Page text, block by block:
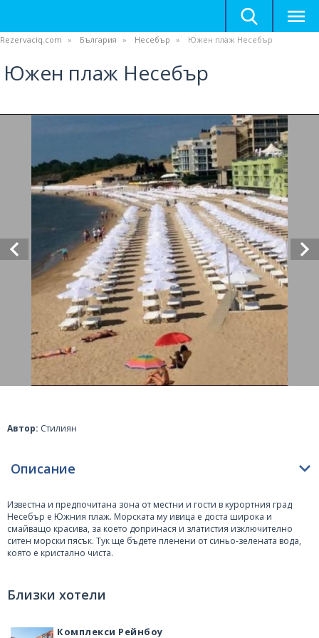
Rezervaciq.com България Несебър Южен плаж Несебър
Южен плаж Несебър
Автор: Стилиян
Описание
Известна и предпочитана зона от местни и гости в курортния град
Несебър е Южния плаж. Морската му ивица е доста широка и
смайващо красива, за което допринася и златистия изключително
ситен морски пясък. Тук ще бъдете пленени от синьо-зелената вода,
която е кристално чиста.
шезлонги, а другата е свободна. Погледнат от високо плажа има
уникална гледка, като в едната част залива изпъква напред и се врязва
на Несебър, а от другата безкрайното море и хоризонта. Тук
Близки хотели
Комплекси Рейнбоу